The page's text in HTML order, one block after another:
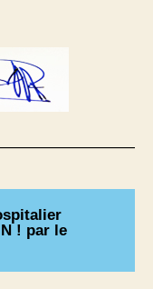
! par le